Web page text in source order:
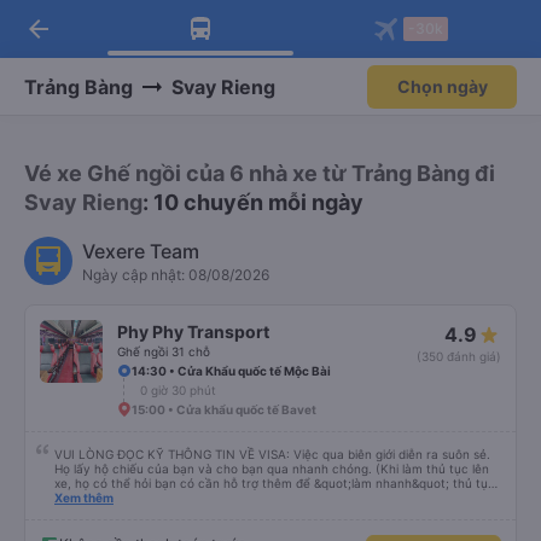
Tải app Vexere ngay!
Nhận ưu đãi thành viên độc
Mở app
Tải app Vexere
-30k/ghế khi đặt vé máy bay qua
Mở app
arrow_back
Trảng Bàng Svay Rieng Chọn ngày
Vé xe Ghế ngồi của 6 nhà xe từ Trảng Bàng đi
Svay Rieng: 10 chuyến mỗi ngày
Vexere Team
Ngày cập nhật: 08/08/2026
Phy Phy Transport
Ghế ngồi 31 chỗ
4.9
(350 đánh giá)
14:30 • Cửa Khẩu quốc tế Mộc Bài
0 giờ 30 phút
15:00 • Cửa khẩu quốc tế Bavet
VUI LÒNG ĐỌC KỸ THÔNG TIN VỀ VISA: Việc qua biên giới diễn ra suôn sẻ.
Họ lấy hộ chiếu của bạn và cho bạn qua nhanh chóng. (Khi làm thủ tục lên
xe, họ có thể hỏi bạn có cần hỗ trợ thêm để &quot;làm nhanh&quot; thủ tục
visa và qua biên giới không - với một khoản phí phụ thu cho công ty xe buýt.
Xem thêm